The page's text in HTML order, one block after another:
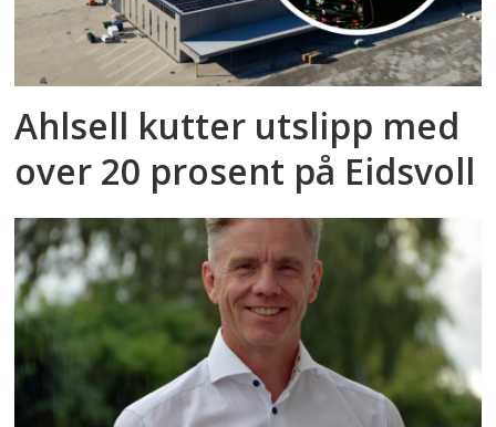
Ahlsell kutter utslipp med
over 20 prosent på Eidsvoll